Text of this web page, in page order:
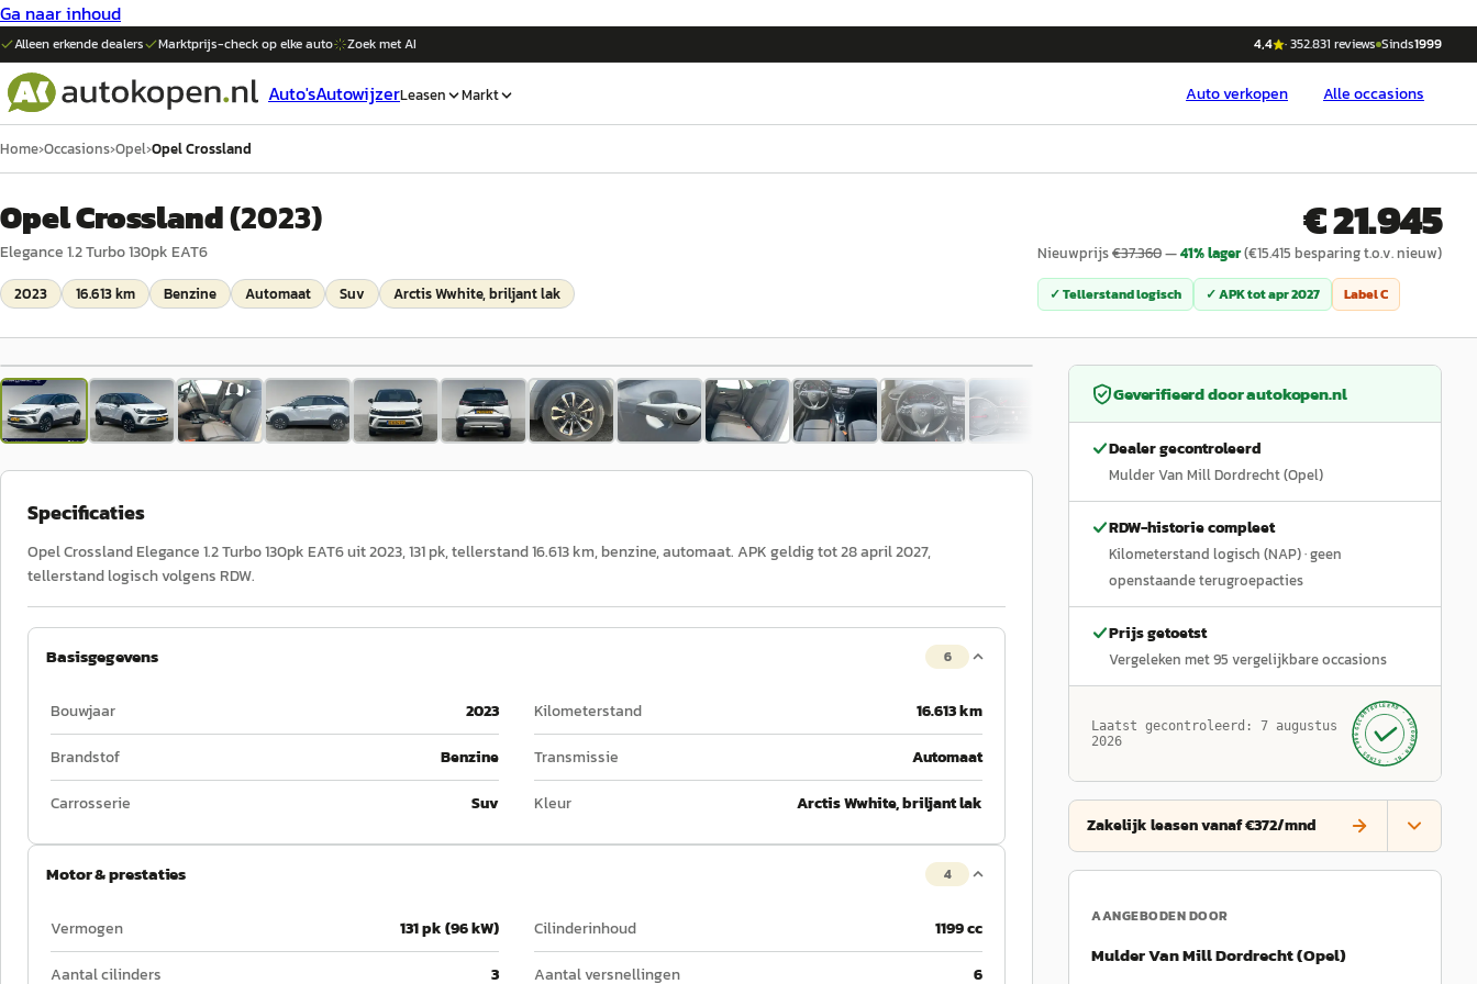
Ga naar inhoud
Alleen erkende dealers Marktprijs-check op elkeauto Zoek met AI 4,4 ·352.831 reviews Sinds1999
Auto'sAutowijzerLeasen Markt Autoverkopen Alle occasions
Home›Occasions›Opel›Opel Crossland
Opel Crossland(2023)
Elegance 1.2 Turbo 130pk EAT6
€ 21.945
Nieuwprijs€37.360—41% lager(€15.415 besparing t.o.v. nieuw)
✓ Tellerstand logisch ✓ APK totapr 2027 LabelC
2023 16.613 km Benzine Automaat Suv Arctis Wwhite, briljant lak
1/18
Specificaties
Opel Crossland Elegance 1.2 Turbo 130pk EAT6 uit 2023, 131 pk, tellerstand 16.613 km, benzine, automaat. APK geldig tot 28 april 2027,
tellerstand logisch volgens RDW.
Basisgegevens 6
Bouwjaar 2023 Kilometerstand
16.613 km
Brandstof
Benzine Transmissie
Automaat
Carrosserie
Suv Kleur Arctis Wwhite, briljant lak
Motor & prestaties 4
Vermogen 131 pk (96 kW) Cilinderinhoud
1199 cc
Aantal cilinders
3 Aantal versnellingen 6
Geverifieerd doorautokopen.nl
Dealer gecontroleerd
Mulder Van Mill Dordrecht (Opel)
RDW-historie compleet
Kilometerstand logisch (NAP)· geen
openstaande terugroepacties
Prijs getoetst
Vergeleken met95 vergelijkbare occasions
Laatst gecontroleerd: 7 augustus
2026
GECONTROLEERD ·
AUTOKOPEN.NL
· SINDS 1999 ·
Zakelijk leasen vanaf €372/mnd
AANGEBODEN DOOR
Mulder Van Mill Dordrecht (Opel)